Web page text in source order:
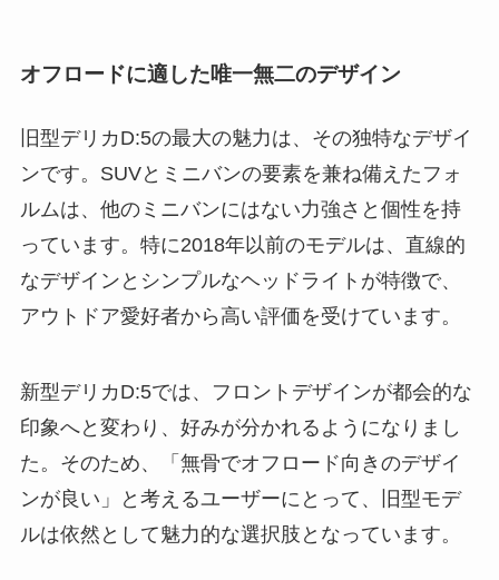
オフロードに適した唯一無二のデザイン
旧型デリカD:5の最大の魅力は、その独特なデザイ
ンです。SUVとミニバンの要素を兼ね備えたフォ
ルムは、他のミニバンにはない力強さと個性を持
っています。特に2018年以前のモデルは、直線的
なデザインとシンプルなヘッドライトが特徴で、
アウトドア愛好者から高い評価を受けています。
新型デリカD:5では、フロントデザインが都会的な
印象へと変わり、好みが分かれるようになりまし
た。そのため、「無骨でオフロード向きのデザイ
ンが良い」と考えるユーザーにとって、旧型モデ
ルは依然として魅力的な選択肢となっています。